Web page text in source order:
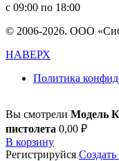
с 09:00 по 18:00
© 2006-2026. ООО
НАВЕРХ
Политика
Вы смотрели Модель
пистолета 0,00 ₽
В корзину
Регистрируйся